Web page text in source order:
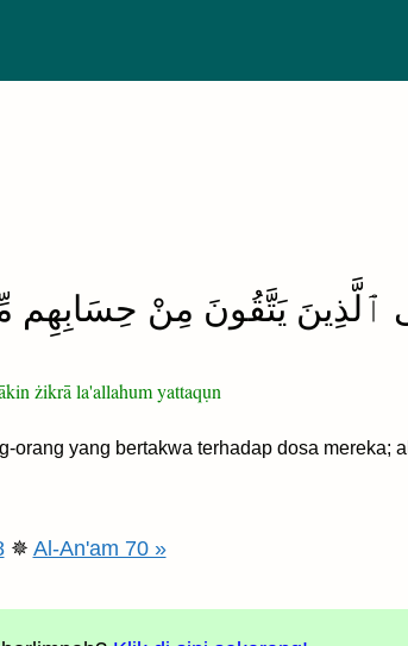
ٱلَّذِينَ يَتَّقُونَ مِنْ
żikrā la'allahum yattaqụn
yang bertakwa terhadap dosa mereka;
✵ Al-An'am 70 »